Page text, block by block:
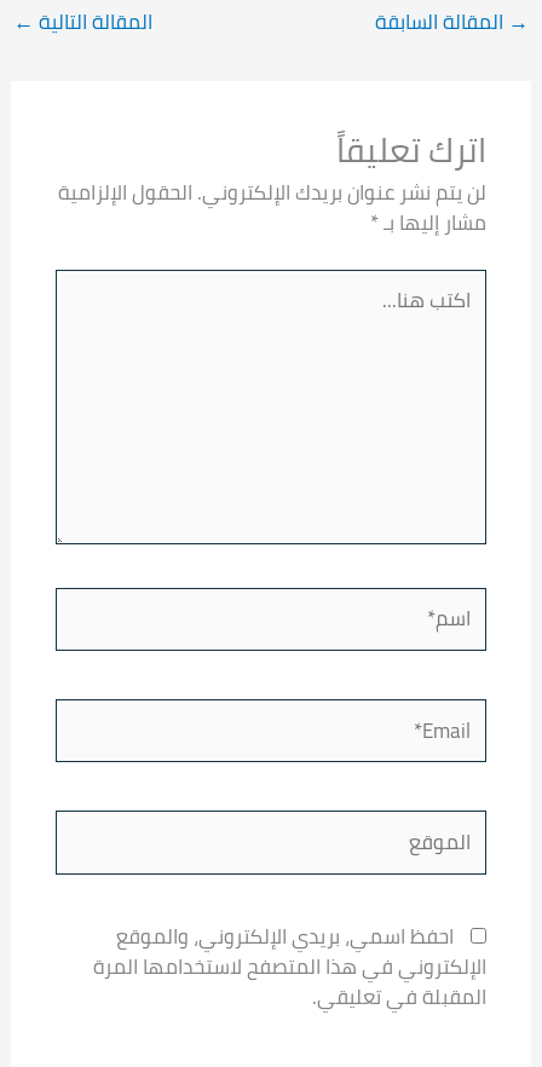
→ المقالة السابقة المقالة التالية ←
اترك تعليقاً
لن يتم نشر عنوان بريدك الإلكتروني.الحقول الإلزامية
مشار إليها بـ*
اكتب
هنا...
اسم*
Email*
الموقع
احفظ اسمي، بريدي الإلكتروني، والموقع
الإلكتروني في هذا المتصفح لاستخدامها المرة
المقبلة في تعليقي.